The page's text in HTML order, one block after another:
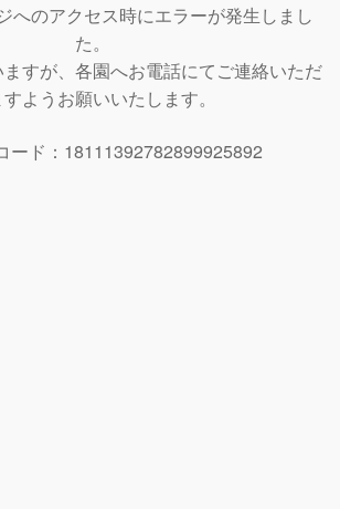
へのアクセス時にエラーが発生しまし
た。
すが、各園へお電話にてご連絡いただ
ようお願いいたします。
ード：18111392782899925892